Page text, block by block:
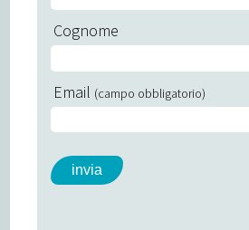
Cognome
Email (campo obbligatorio)